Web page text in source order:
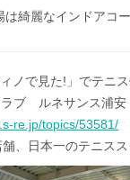
↓↓ 会場は綺麗な
ノで見た!」でテニ
ラブ ルネサンス浦安
re.jp/topics/53581/
、日本一のテニス